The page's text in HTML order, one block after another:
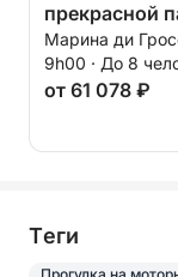
прекрасной
путешествие
Тосканского
Марина ди
9h00 · До 8
от 61 078 ₽
Tеги